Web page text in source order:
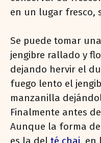
en un lugar fresco,
Se puede tomar
jengibre rallado y
dejando hervir el
fuego lento el
manzanilla
Finalmente antes
Aunque la forma